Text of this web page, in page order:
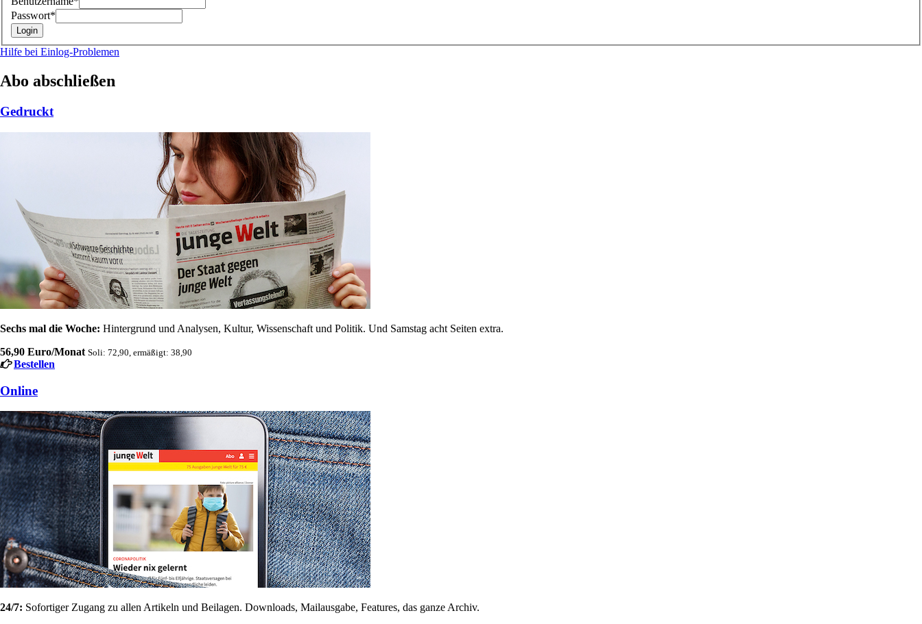
Passwort*
Hilfe bei Einlog-Problemen
Abo abschließen
Gedruckt
Sechs mal die Woche: Hintergrund und Analysen, Kultur, Wissenschaft und Politik. Und Samstag acht Seiten extra.
56,90 Euro/Monat Soli: 72,90, ermäßigt: 38,90
Bestellen
Online
24/7: Sofortiger Zugang zu allen Artikeln und Beilagen. Downloads, Mailausgabe, Features, das ganze Archiv.